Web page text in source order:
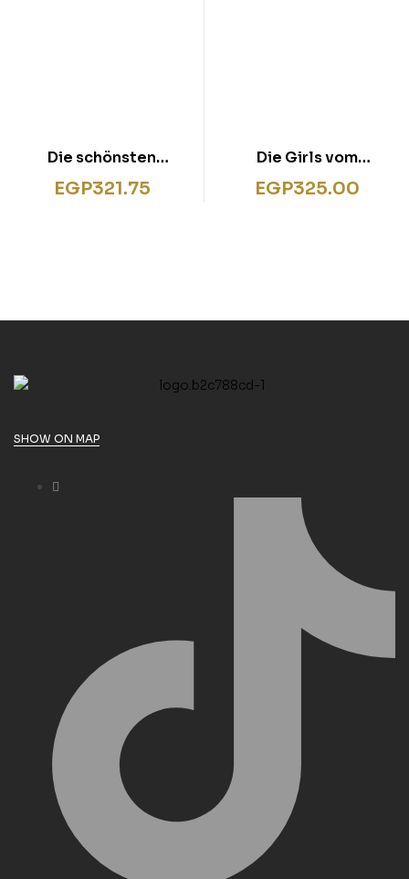
Die schönsten
Silbengeschichten für
Erstleser Jungs
EGP321.75
Die Girls vom
Gruselinternat –
Leserfrome 3. Klasse –
EGP325.00
SHOW ON MAP